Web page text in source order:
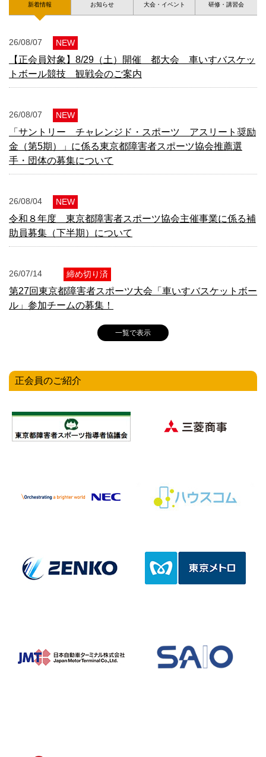
新着情報 お知らせ 大会・イベント 研修・講習会
26/08/07
【正会員対象】8/29（土）開催 都大会 車いすバスケッ
トボール競技 観戦会のご案内
26/08/07
「サントリー チャレンジド・スポーツ アスリート奨励
金（第5期）」に係る東京都障害者スポーツ協会推薦選
手・団体の募集について
26/08/04
令和８年度 東京都障害者スポーツ協会主催事業に係る補
助員募集（下半期）について
26/07/14 締め切り済
第27回東京都障害者スポーツ大会「車いすバスケットボー
ル」参加チームの募集！
第27回東京都障害者スポーツ大会フットソフトボール競技
（知的部門）参加者募集
「令和８年度パラスポーツクラブ振興事業助成金」申請を
【受講者募集】「令和８年度東京都パラスポーツセミナー
（教職員等対象）」の受講者を募集します！
える一歩を踏み出す～」の受講生を募集します！
一覧で表示
正会員のご紹介